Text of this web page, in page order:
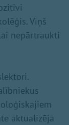
Viņš
nepārtraukti
aktualizēja